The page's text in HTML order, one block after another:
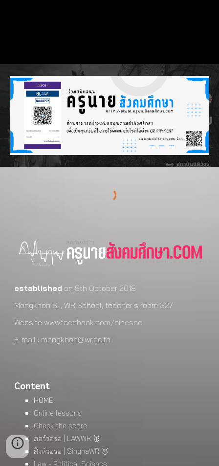
established on 9th October 2018
Mongkhon S. , WR School, teacher's room 327
Website www.facebook.com/ninesoc
E-mail : mongkhon@wr.ac.th
Content
HOME
Online lessons
Check the score
ลอว์วอรอ | LAWWR 🥇
สิงห์วอรอ | SinghaWR 🥇
Law - Political Science